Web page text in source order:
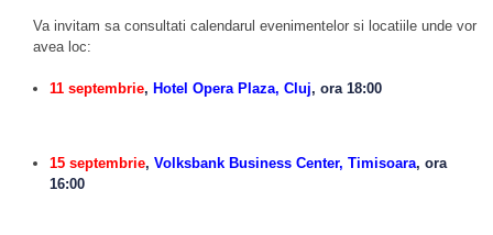
Va invitam sa consultati calendarul evenimentelor si locatiile unde vor
avea loc:
11 septembrie, Hotel Opera Plaza, Cluj, ora 18:00
15 septembrie, Volksbank Business Center, Timisoara, ora
16:00